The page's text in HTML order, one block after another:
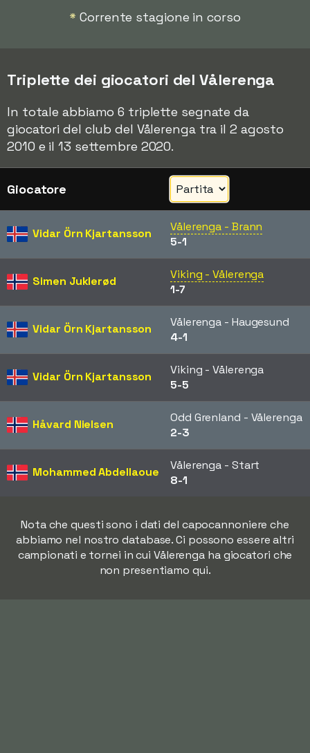
* Corrente stagione in corso
Triplette dei giocatori del Vålerenga
In totale abbiamo 6 triplette segnate da
giocatori del club del Vålerenga tra il 2 agosto
2010 e il 13 settembre 2020.
Giocatore
Vidar Örn Kjartansson
Vålerenga - Brann
5-1
Simen Juklerød
Viking - Vålerenga
1-7
Vidar Örn Kjartansson
Vålerenga - Haugesund
4-1
Vidar Örn Kjartansson
Viking - Vålerenga
5-5
Håvard Nielsen
Odd Grenland - Vålerenga
2-3
Mohammed Abdellaoue
Vålerenga - Start
8-1
Nota che questi sono i dati del capocannoniere che
abbiamo nel nostro database. Ci possono essere altri
campionati e tornei in cui Vålerenga ha giocatori che
non presentiamo qui.